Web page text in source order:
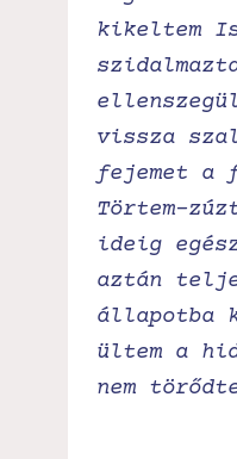
kikeltem
vissza
fejemet a
Törtem-
ideig
aztán
állapotba
ültem a
nem